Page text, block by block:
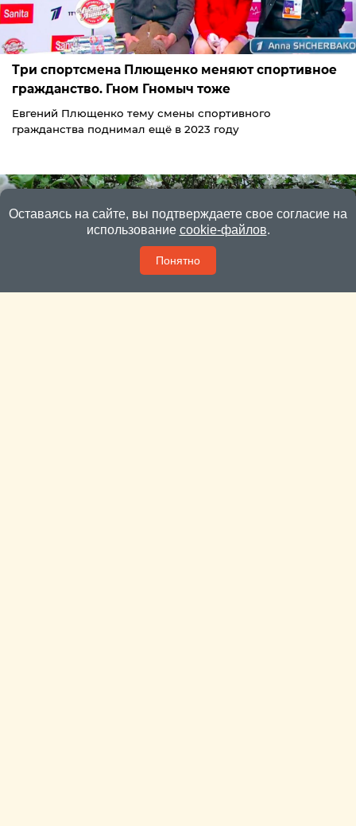
Три спортсмена Плющенко меняют спортивное
гражданство. Гном Гномыч тоже
Евгений Плющенко тему смены спортивного
гражданства поднимал ещё в 2023 году
Оставаясь на сайте, вы подтверждаете свое согласие на
использование cookie-файлов.
Понятно